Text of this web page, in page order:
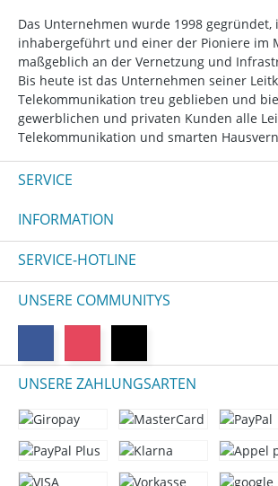
Das Unternehmen wurde 1998 gegründet,
inhabergeführt und einer der Pioniere im
maßgeblich an der Vernetzung und
Bis heute ist das Unternehmen seiner
Telekommunikation treu geblieben und
gewerblichen und privaten Kunden alle
Telekommunikation und smarten
SERVICE
INFORMATION
SERVICE-HOTLINE
UNSERE COMMUNITYS
UNSERE ZAHLUNGSARTEN